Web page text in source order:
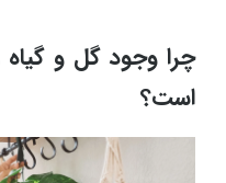
چرا وجود گل و گیاه
است؟